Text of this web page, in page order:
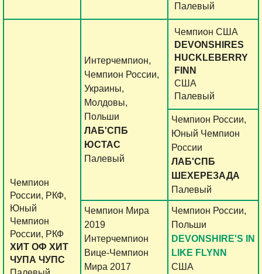
Палевый
Чемпион
России, РКФ,
Юный
Чемпион
России, РКФ
ХИТ ОФ ХИТ
ЧУПА ЧУПС
Интерчемпион,
Чемпион России,
Украины,
Молдовы,
Польши
ЛАБ'СПБ
ЮСТАС
Палевый
Чемпион США
DEVONSHIRES
HUCKLEBERRY
FINN
США
Палевый
Чемпион России,
Юный Чемпион
России
ЛАБ'СПБ
ШЕХЕРЕЗАДА
Палевый
Чемпион Мира
2019
Интерчемпион
Вице-Чемпион
Мира 2017
Чемпион России,
Польши
DEVONSHIRE'S IN
LIKE FLYNN
США